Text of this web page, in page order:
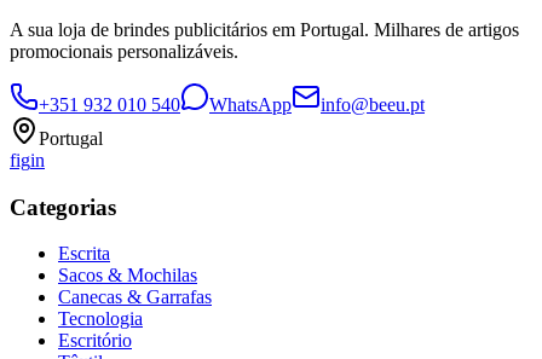
A sua loja de brindes publicitários em Portugal. Milhares de artigos
promocionais personalizáveis.
+351 932 010 540 WhatsApp
info@beeu.pt
Portugal
figin
Categorias
Escrita
Sacos & Mochilas
Canecas & Garrafas
Tecnologia
Escritório